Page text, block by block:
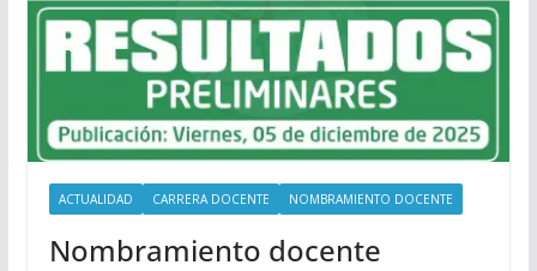
ACTUALIDAD CARRERA DOCENTE NOMBRAMIENTO DOCENTE
Nombramiento docente